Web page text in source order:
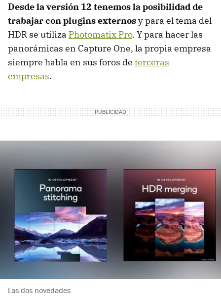
Desde la versión 12 tenemos la posibilidad de
trabajar con plugins externosy para el tema del
HDR se utiliza Photomatix Pro. Y para hacer las
panorámicas en Capture One, la propia empresa
siempre habla en sus foros de terceras
empresas.
Las dos novedades